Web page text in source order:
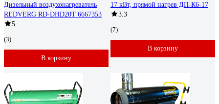
Дизельный воздухонагреватель
REDVERG RD-DHD20T 6667353
5
(3)
В корзину
17 кВт, прямой нагрев ДП-К6-17
3.3
(7)
В корзину